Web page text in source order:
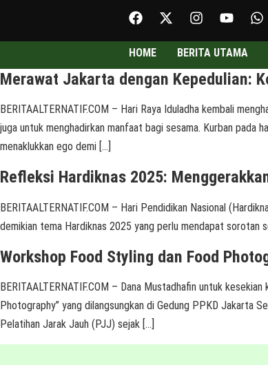
HOME BERITA UTAMA
Merawat Jakarta dengan Kepedulian:
BERITAALTERNATIF.COM – Hari Raya Iduladha kembali
juga untuk menghadirkan manfaat bagi sesama. Kurban pada
menaklukkan ego demi […]
Refleksi Hardiknas 2025:
BERITAALTERNATIF.COM – Hari Pendidikan Nasional
demikian tema Hardiknas 2025 yang perlu mendapat sorotan
Workshop Food Styling dan Food
BERITAALTERNATIF.COM – Dana Mustadhafin untuk
Photography” yang dilangsungkan di Gedung PPKD Jakarta
Pelatihan Jarak Jauh (PJJ) sejak […]